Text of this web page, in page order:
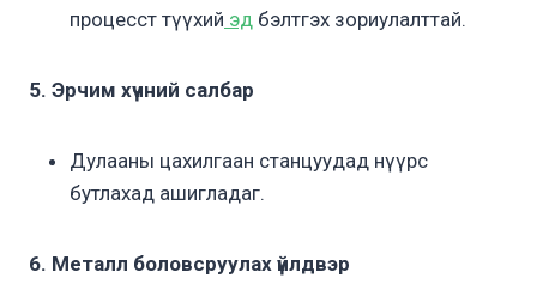
процесст түүхий эд бэлтгэх зориулалттай.
5. Эрчим хүчний салбар
Дулааны цахилгаан станцуудад нүүрс
бутлахад ашигладаг.
6. Металл боловсруулах үйлдвэр